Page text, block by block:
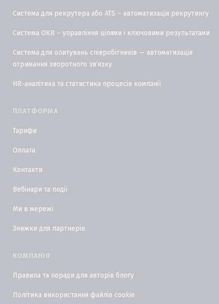
Система для рекрутера або ATS – автоматизація рекрутингу
Система OKR – управління цілями і ключовими результатами
Система для опитувань співробітників — автоматизація
отримання зворотного звʼязку
HR-аналітика та статистика процесів компанії
ПЛАТФОРМА
Тарифи
Оплата
Контакти
Вебінари та події
Ми в мережі
Знижки для партнерів
КОМПАНІЯ
Правила та поради для авторів блогу
Політика використання файлів cookie